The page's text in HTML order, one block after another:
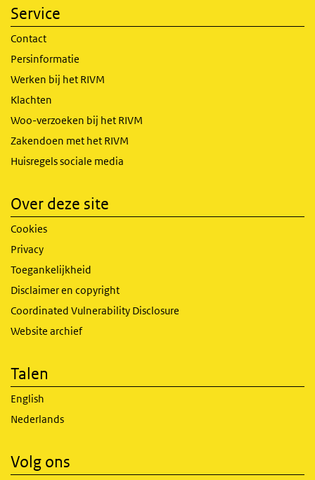
Service
Contact
Persinformatie
Werken bij het RIVM
Klachten
Woo-verzoeken bij het RIVM
Zakendoen met het RIVM
Huisregels sociale media
Over deze site
Cookies
Privacy
Toegankelijkheid
Disclaimer en copyright
Coordinated Vulnerability Disclosure
Website archief
Talen
English
Nederlands
Volg ons